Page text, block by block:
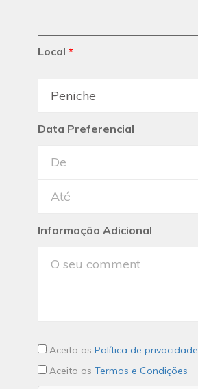
Local *
Data Preferencial
Informação Adicional
Aceito os Política de
Aceito os Termos e Condições